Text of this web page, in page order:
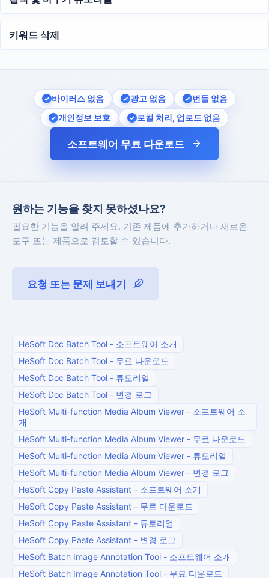
키워드 삭제
바이러스 없음 광고 없음
번들 없음
개인정보 보호
로컬 처리, 업로드 없음
소프트웨어 무료 다운로드
원하는 기능을 찾지 못하셨나요?
필요한 기능을 알려 주세요. 기존 제품에 추가하거나 새로운
도구 또는 제품으로 검토할 수 있습니다.
요청 또는 문제 보내기
HeSoft Doc Batch Tool - 소프트웨어 소개
HeSoft Doc Batch Tool - 무료 다운로드
HeSoft Doc Batch Tool - 튜토리얼
HeSoft Doc Batch Tool - 변경 로그
HeSoft Multi-function Media Album Viewer - 소프트웨어 소
개
HeSoft Multi-function Media Album Viewer - 무료 다운로드
HeSoft Multi-function Media Album Viewer - 튜토리얼
HeSoft Multi-function Media Album Viewer - 변경 로그
HeSoft Copy Paste Assistant - 소프트웨어 소개
HeSoft Copy Paste Assistant - 무료 다운로드
HeSoft Copy Paste Assistant - 튜토리얼
HeSoft Copy Paste Assistant - 변경 로그
HeSoft Batch Image Annotation Tool - 소프트웨어 소개
HeSoft Batch Image Annotation Tool - 무료 다운로드